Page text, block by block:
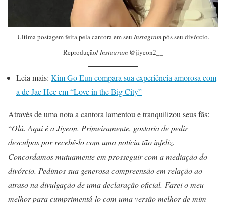
Última postagem feita pela cantora em seu Instagrampós seu divórcio.
Reprodução/Instagram @jiyeon2__
Leia mais: Kim Go Eun compara sua experiência amorosa com
a de Jae Hee em “Love in the Big City”
Através de uma nota a cantora lamentou e tranquilizou seus fãs:
“Olá. Aqui é a Jiyeon. Primeiramente, gostaria de pedir
desculpas por recebê-lo com uma notícia tão infeliz.
Concordamos mutuamente em prosseguir com a mediação do
divórcio. Pedimos sua generosa compreensão em relação ao
atraso na divulgação de uma declaração oficial. Farei o meu
melhor para cumprimentá-lo com uma versão melhor de mim